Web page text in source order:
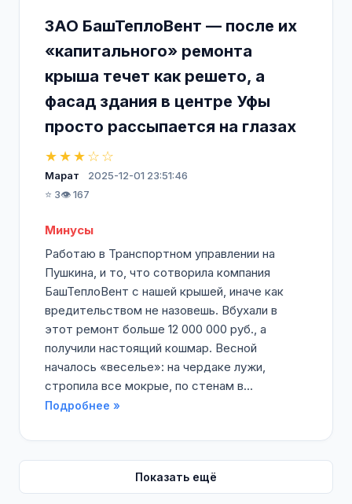
ЗАО БашТеплоВент — после их
«капитального» ремонта
крыша течет как решето, а
фасад здания в центре Уфы
просто рассыпается на глазах
★★★☆☆
Марат
2025-12-01 23:51:46
⭐ 3👁️ 167
Минусы
Работаю в Транспортном управлении на
Пушкина, и то, что сотворила компания
БашТеплоВент с нашей крышей, иначе как
вредительством не назовешь. Вбухали в
этот ремонт больше 12 000 000 руб., а
получили настоящий кошмар. Весной
началось «веселье»: на чердаке лужи,
стропила все мокрые, по стенам в...
Подробнее »
Показать ещё